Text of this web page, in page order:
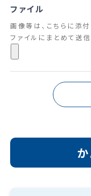
ファイル
画像等は、こちらに添
ファイルにまとめて送信